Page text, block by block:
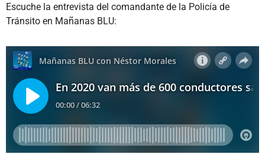
Escuche la entrevista del comandante de la Policía de
Tránsito en Mañanas BLU: